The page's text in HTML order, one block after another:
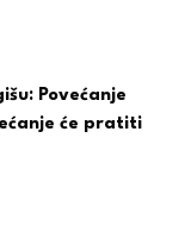
Povećanje
će pratiti